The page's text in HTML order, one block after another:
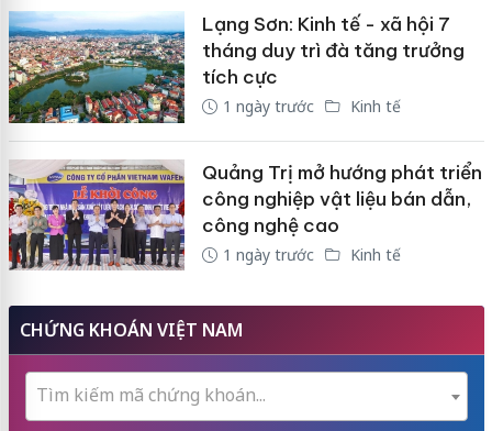
Lạng Sơn: Kinh tế - xã hội 7
tháng duy trì đà tăng trưởng
tích cực
1 ngày trước Kinh tế
Quảng Trị mở hướng phát triển
công nghiệp vật liệu bán dẫn,
công nghệ cao
1 ngày trước Kinh tế
CHỨNG KHOÁN VIỆT NAM
Tìm kiếm mã chứng khoán...